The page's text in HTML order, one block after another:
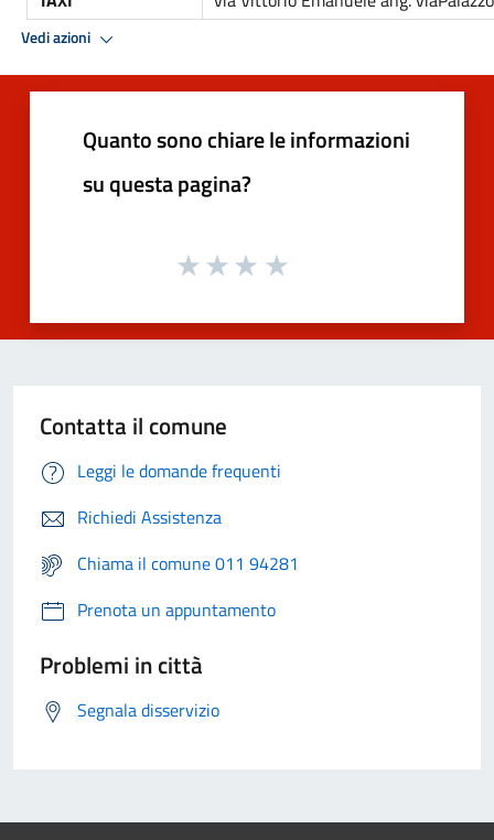
Vedi azioni
Quanto sono chiare le informazioni
su questa pagina?
Contatta il comune
Leggi le domande frequenti
Richiedi Assistenza
Chiama il comune 011 94281
Prenota un appuntamento
Problemi in città
Segnala disservizio